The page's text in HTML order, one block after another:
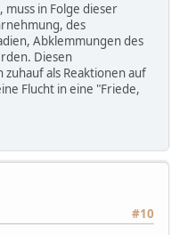
muss in Folge dieser
des
Abklemmungen des
Diesen
als Reaktionen auf
Flucht in eine "Friede,
#10